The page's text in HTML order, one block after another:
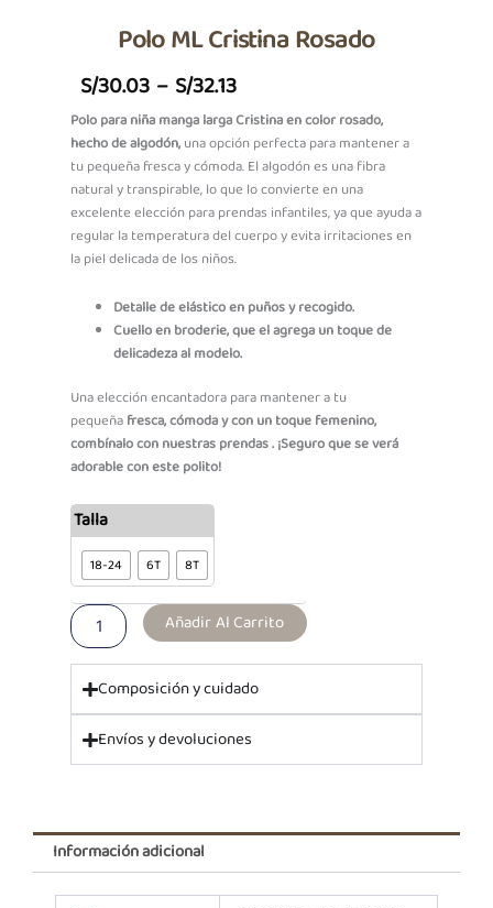
Polo ML Cristina Rosado
S/30.03 – S/32.13Price
Range:
S/30.03
Through
S/32.13
Polo para niña manga larga Cristina en color rosado,
hecho de algodón,una opción perfecta para mantener a
tu pequeña fresca y cómoda. El algodón es una fibra
natural y transpirable, lo que lo convierte en una
excelente elección para prendas infantiles, ya que ayuda a
regular la temperatura del cuerpo y evita irritaciones en
la piel delicada de los niños.
Detalle de elástico en puños y recogido.
Cuello en broderie, que el agrega un toque de
delicadeza al modelo.
Una elección encantadora para mantener a tu
pequeñafresca, cómoda y con un toque femenino,
combínalo con nuestras prendas . ¡Seguro que se verá
adorable con este polito!
Talla
18-24 6T 8T
Polo
ML
Cristina
Rosado
cantidad
Añadir Al Carrito
Composición y cuidado
Envíos y devoluciones
Información adicional